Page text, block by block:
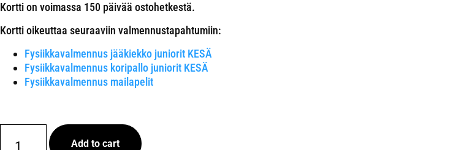
Kortti on voimassa 150 päivää ostohetkestä.
Kortti oikeuttaa seuraaviin valmennustapahtumiin:
Fysiikkavalmennus jääkiekko juniorit KESÄ
Fysiikkavalmennus koripallo juniorit KESÄ
Fysiikkavalmennus mailapelit
Add to cart